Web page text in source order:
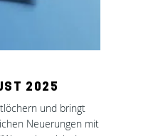
2025
und bringt
Neuerungen mit